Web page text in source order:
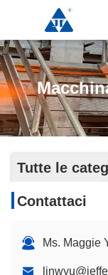
Tutte le
Contattaci
Ms. Maggie